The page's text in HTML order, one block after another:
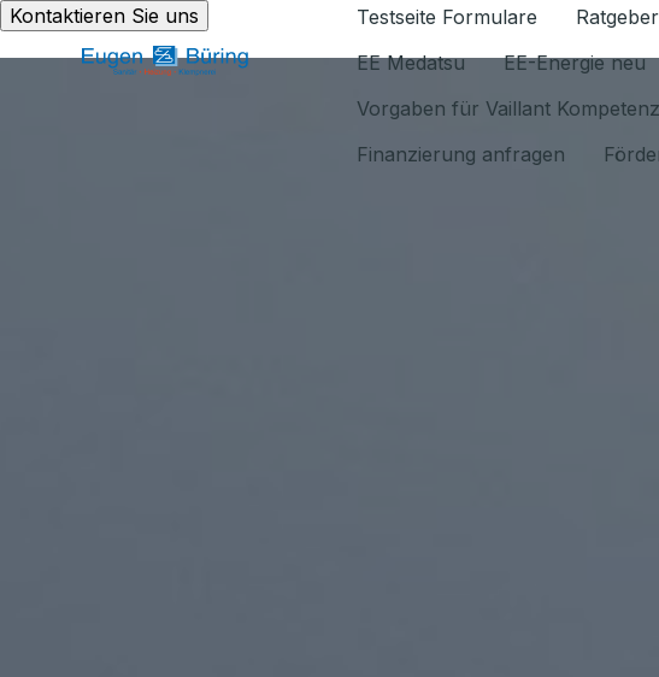
Kontaktieren Sie uns Testseite Formulare Ratgeber
EE Medatsu
EE-Energie neu
Vorgaben für Vaillant
Finanzierung anfragen